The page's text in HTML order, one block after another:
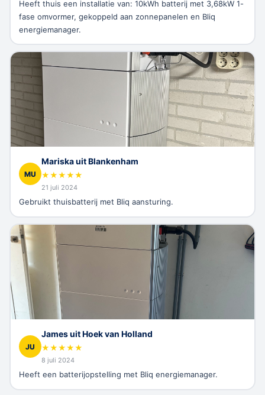
Heeft thuis een installatie van: 10kWh batterij met 3,68kW 1-
fase omvormer, gekoppeld aan zonnepanelen en Bliq
energiemanager.
MU
Mariska uit Blankenham
★★★★★
21 juli 2024
Gebruikt thuisbatterij met Bliq aansturing.
JU
James uit Hoek van Holland
★★★★★
8 juli 2024
Heeft een batterijopstelling met Bliq energiemanager.